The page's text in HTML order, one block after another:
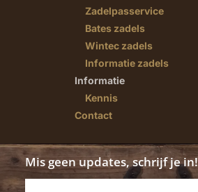
Zadelpasservice
Bates zadels
Wintec zadels
Informatie zadels
Informatie
Kennis
Contact
Mis geen updates, schrijf je in!